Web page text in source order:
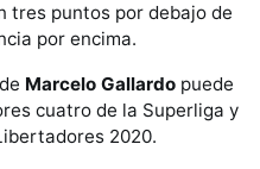
tres puntos por debajo de
por encima.
Marcelo Gallardo puede
cuatro de la Superliga y
2020.